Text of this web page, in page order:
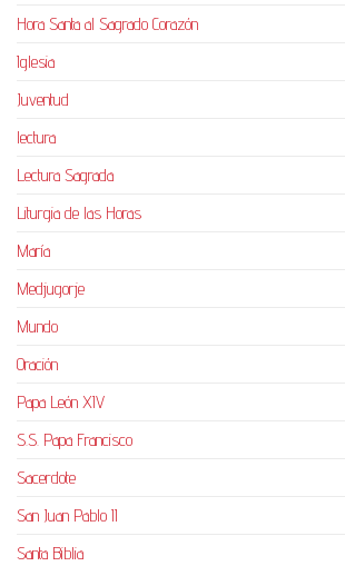
Hora Santa al Sagrado Corazón
Iglesia
Juventud
lectura
Lectura Sagrada
Liturgia de las Horas
María
Medjugorje
Mundo
Oración
Papa León XIV
S.S. Papa Francisco
Sacerdote
San Juan Pablo II
Santa Biblia